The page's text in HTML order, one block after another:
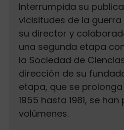
Interrumpida su
vicisitudes de la guerra
su director y
una segunda etapa
la Sociedad de
dirección de su
etapa, que se
1955 hasta 1981, se
volúmenes.